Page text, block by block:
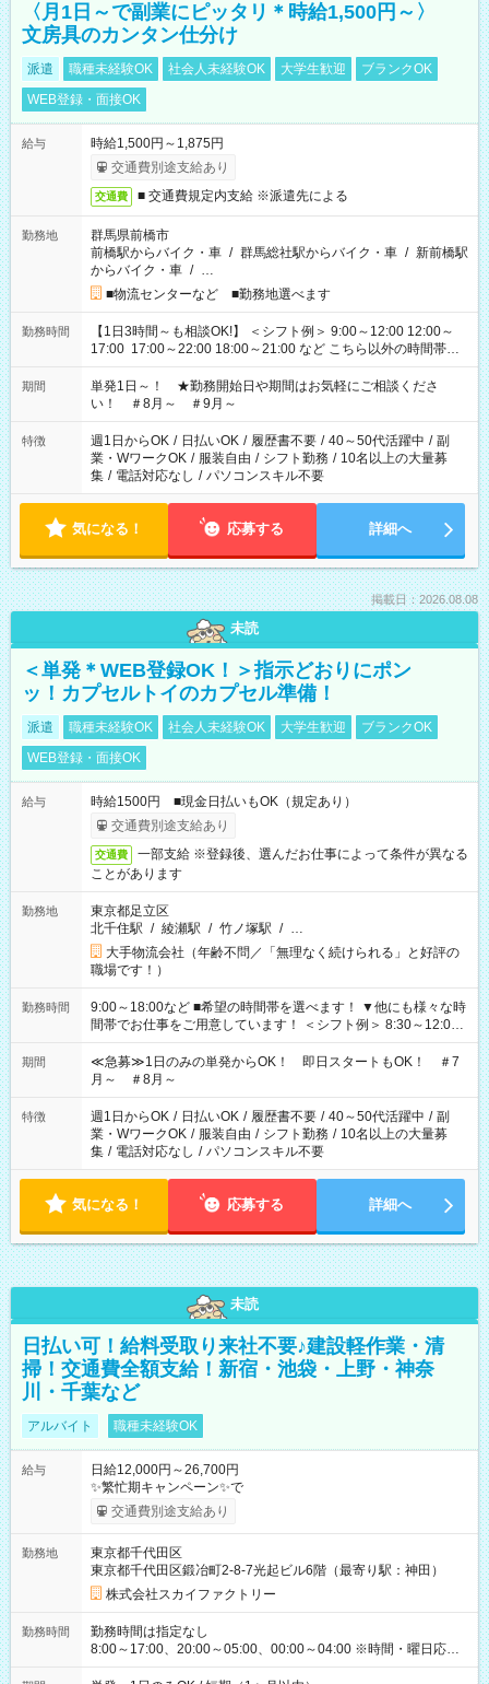
〈月1日～で副業にピッタリ＊時給1,500円～〉
文房具のカンタン仕分け
派遣 職種未経験OK 社会人未経験OK 大学生歓迎
ブランクOK
WEB登録・面接OK
給与
時給1,500円～1,875円
交通費別途支給あり
交通費 ■ 交通費規定内支給 ※派遣先による
勤務地
群馬県前橋市
前橋駅からバイク・車 / 群馬総社駅からバイク・車 / 新前橋駅
からバイク・車 / …
■物流センターなど ■勤務地選べます
勤務時間
【1日3時間～も相談OK!】 ＜シフト例＞ 9:00～12:00 12:00～
17:00 17:00～22:00 18:00～21:00 など こちら以外の時間帯も
お気軽にご相談ください！
期間
単発1日～！ ★勤務開始日や期間はお気軽にご相談くださ
い！ ＃8月～ ＃9月～
特徴 週1日からOK / 日払いOK / 履歴書不要 / 40～50代活躍中 / 副
業・WワークOK / 服装自由 / シフト勤務 / 10名以上の大量募
集 / 電話対応なし / パソコンスキル不要
気になる！ 応募する 詳細へ
掲載日：2026.08.08
未読
＜単発＊WEB登録OK！＞指示どおりにポン
ッ！カプセルトイのカプセル準備！
派遣 職種未経験OK 社会人未経験OK 大学生歓迎
ブランクOK
WEB登録・面接OK
給与
時給1500円 ■現金日払いもOK（規定あり）
交通費別途支給あり
交通費
一部支給 ※登録後、選んだお仕事によって条件が異なる
ことがあります
勤務地
東京都足立区
北千住駅 / 綾瀬駅 / 竹ノ塚駅 / …
大手物流会社（年齢不問／「無理なく続けられる」と好評の
職場です！）
勤務時間
9:00～18:00など ■希望の時間帯を選べます！ ▼他にも様々な時
間帯でお仕事をご用意しています！ ＜シフト例＞ 8:30～12:00
17:00～22:00 13:00～22:00 22:00～翌6:00 など
期間
≪急募≫1日のみの単発からOK！ 即日スタートもOK！ ＃7
月～ ＃8月～
特徴 週1日からOK / 日払いOK / 履歴書不要 / 40～50代活躍中 / 副
業・WワークOK / 服装自由 / シフト勤務 / 10名以上の大量募
集 / 電話対応なし / パソコンスキル不要
気になる！ 応募する 詳細へ
未読
日払い可！給料受取り来社不要♪建設軽作業・清
掃！交通費全額支給！新宿・池袋・上野・神奈
川・千葉など
アルバイト 職種未経験OK
給与
日給12,000円～26,700円
✨繁忙期キャンペーン✨で
交通費別途支給あり
勤務地
東京都千代田区
東京都千代田区鍛冶町2-8-7光起ビル6階（最寄り駅：神田）
株式会社スカイファクトリー
勤務時間
勤務時間は指定なし
8:00～17:00、20:00～05:00、00:00～04:00 ※時間・曜日応相
談 ※深夜・早朝帯もあり ※週1日、1日4ｈから勤務OK！ もち